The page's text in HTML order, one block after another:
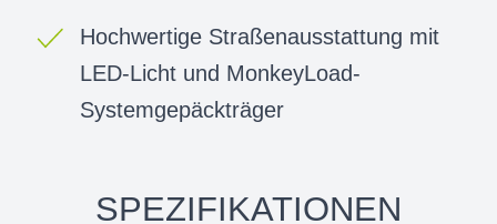
Hochwertige Straßenausstattung mit
LED-Licht und MonkeyLoad-
Systemgepäckträger
SPEZIFIKATIONEN